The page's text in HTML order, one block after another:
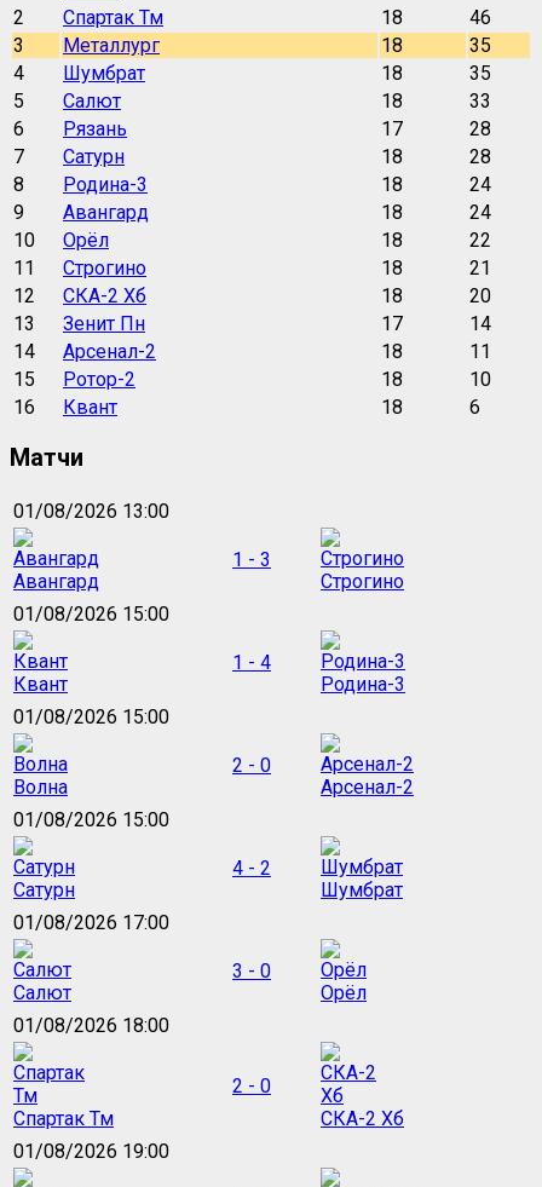
2
Спартак Тм 18
46
3
Металлург 18
35
4
Шумбрат 18
35
5
Салют 18
33
6
Рязань 17
28
7
Сатурн 18
28
8
Родина-3 18
24
9
Авангард 18
24
10
Орёл 18
22
11
Строгино 18
21
12
СКА-2 Хб 18
20
13
Зенит Пн 17
14
14
Арсенал-2 18
11
15
Ротор-2 18
10
16
Квант 18 6
Матчи
01/08/2026 13:00
Авангард
1 - 3
Строгино
01/08/2026 15:00
Квант
1 - 4
Родина-3
01/08/2026 15:00
Волна
2 - 0
Арсенал-2
01/08/2026 15:00
Сатурн
4 - 2
Шумбрат
01/08/2026 17:00
Салют
3 - 0
Орёл
01/08/2026 18:00
Спартак Тм
2 - 0
СКА-2 Хб
01/08/2026 19:00